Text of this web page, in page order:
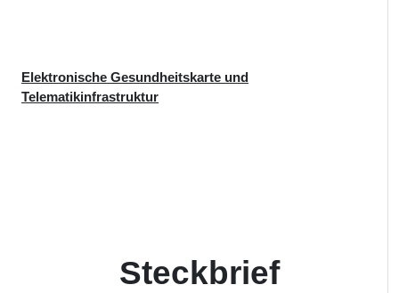
Elektronische Gesundheitskarte und
Telematikinfrastruktur
Steckbrief